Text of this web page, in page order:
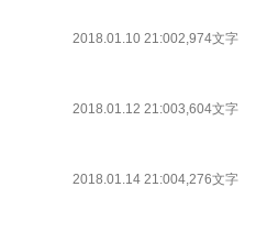
2018.01.10 21:002,974文字
2018.01.12 21:003,604文字
2018.01.14 21:004,276文字